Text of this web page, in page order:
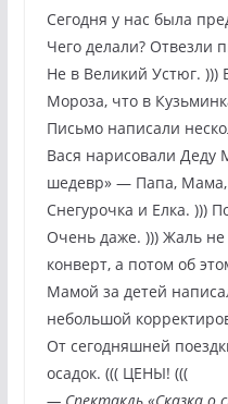
Сегодня у нас была
Чего делали? Отвезли
Не в Великий Устюг. )))
Мороза, что в
Письмо написали
Вася нарисовали Деду
шедевр» — Папа, Мама,
Снегурочка и Елка. )))
Очень даже. ))) Жаль не
конверт, а потом об
Мамой за детей
небольшой
От сегодняшней
осадок. ((( ЦЕНЫ! (((